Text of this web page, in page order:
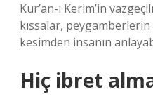
Kur’an-ı Kerim’in
kıssalar, peygamberlerin
kesimden insanın
Hiç ibret